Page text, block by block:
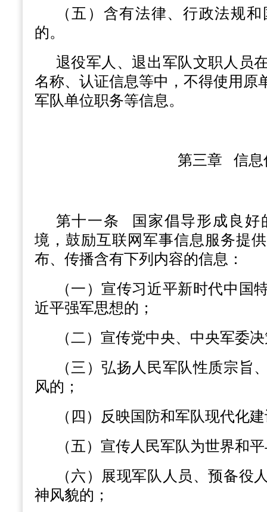
（五）含有法律、行政法规
的。
退役军人、退出军队文职人员
名称、认证信息等中，不得使用原
军队单位职务等信息。
第三章 信息
第十一条
国家倡导形成良好
境，鼓励互联网军事信息服务提
布、传播含有下列内容的信息：
（一）宣传习近平新时代中国
近平强军思想的；
（二）宣传党中央、中央军委
（三）弘扬人民军队性质宗旨
风的；
（四）反映国防和军队现代化
（五）宣传人民军队为世界和
（六）展现军队人员、预备役
神风貌的；